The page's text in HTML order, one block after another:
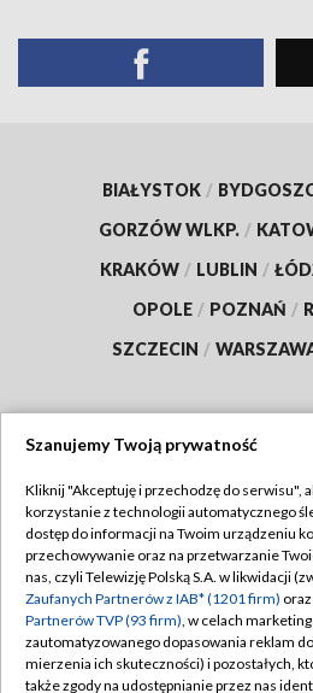
BIAŁYSTOK /
GORZÓW WLKP. /
KRAKÓW / LUBLIN /
OPOLE / POZNAŃ /
SZCZECIN /
TVP
Abonament TVP
Emisja w TVP
Centrum informacji TVP
Naziemna Telewizja Cyfrowa
Regulamin
Polityka
Moje
Pomoc
Szanujemy Twoją prywatność
Kliknij "Akceptuję i przechodzę do serwisu",
korzystanie z technologii automatycznego
dostęp do informacji na Twoim urządzeniu
przechowywanie oraz na przetwarzanie
nas, czyli Telewizję Polską S.A. w likwidacji
Zaufanych Partnerów z IAB* (1201 firm)
Partnerów TVP (93 firm), w celach
zautomatyzowanego dopasowania reklam
mierzenia ich skuteczności) i pozostałych,
także zgody na udostępnianie przez nas